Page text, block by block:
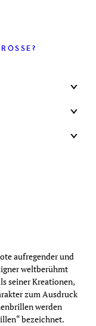
aufregender und
weltberühmt
seiner Kreationen,
zum Ausdruck
werden
bezeichnet.